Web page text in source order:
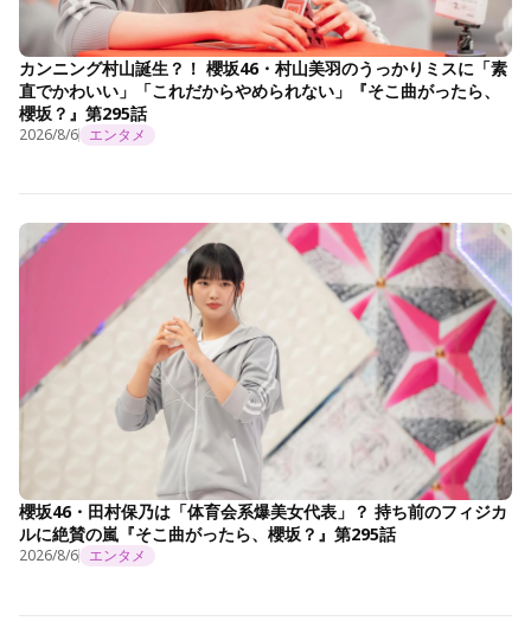
カンニング村山誕生？！ 櫻坂46・村山美羽のうっかりミスに「素
直でかわいい」「これだからやめられない」『そこ曲がったら、
櫻坂？』第295話
2026/8/6 エンタメ
櫻坂46・田村保乃は「体育会系爆美女代表」？ 持ち前のフィジカ
ルに絶賛の嵐『そこ曲がったら、櫻坂？』第295話
2026/8/6 エンタメ